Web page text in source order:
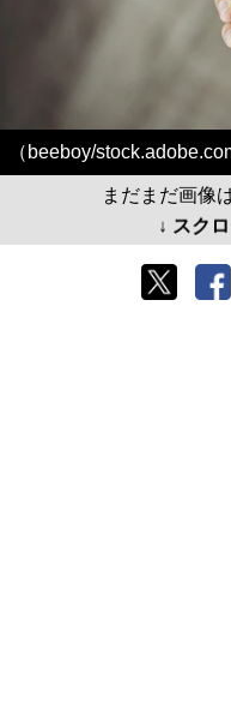
（beeboy/
まだまだ画像
↓ スク